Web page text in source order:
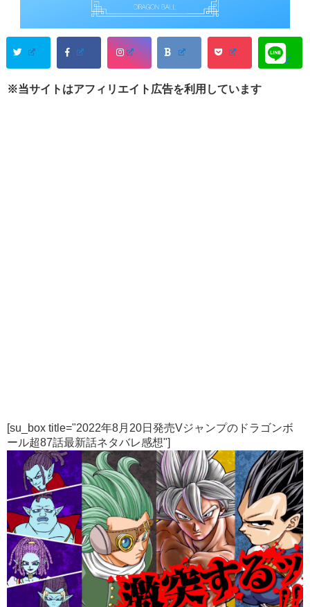
※当サイトはアフィリエイト広告を利用しています
[su_box title="2022年8月20日発売Vジャンプのドラゴンボ
ール超87話最新話ネタバレ感想"]